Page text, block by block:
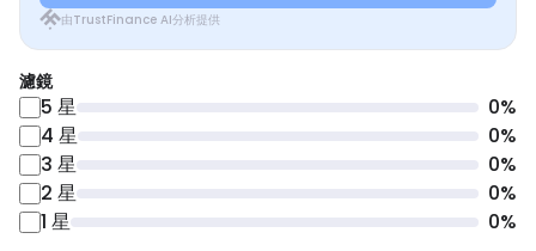
由TrustFinance AI分析提供
濾鏡
5 星 0%
4 星 0%
3 星 0%
2 星 0%
1 星 0%